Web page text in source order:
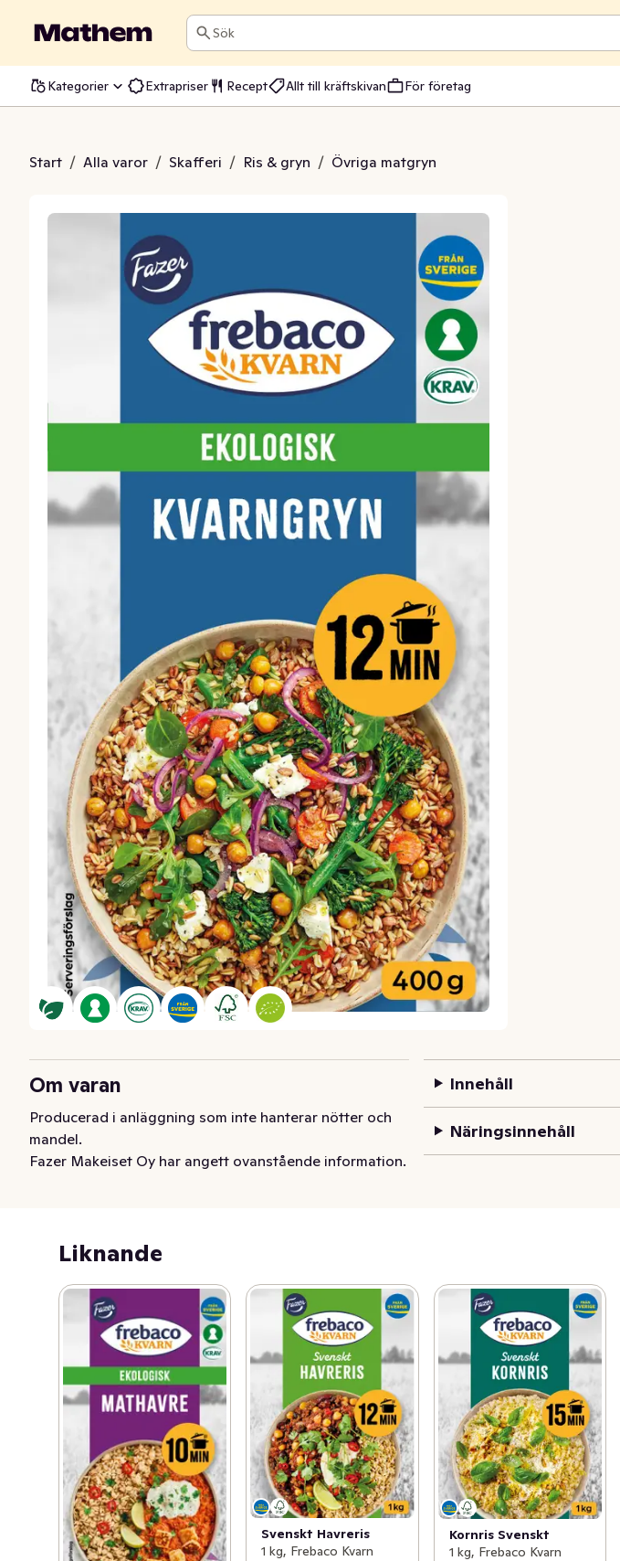
Sök
Kategorier Extrapriser Recept Allt till kräftskivan För företag
Start / Alla varor / Skafferi / Ris & gryn / Övriga matgryn
EKO
Om varan
Producerad i anläggning som inte hanterar nötter och
mandel.
Fazer Makeiset Oy har angett ovanstående information.
Innehåll
Näringsinnehåll
Liknande
Svenskt Havreris
1 kg, Frebaco Kvarn
Kornris Svenskt
1 kg, Frebaco Kvarn